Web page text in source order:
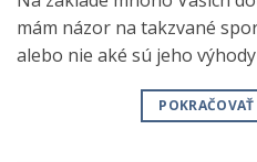
mám názor na takzvané
alebo nie aké sú jeho